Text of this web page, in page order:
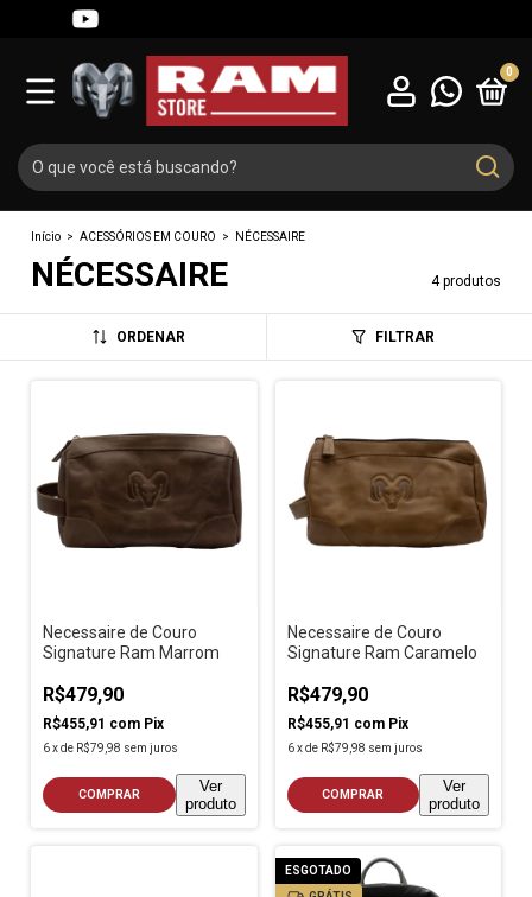
0
Início > ACESSÓRIOS EM COURO > NÉCESSAIRE
NÉCESSAIRE 4 produtos
ORDENAR FILTRAR
Necessaire de Couro
Signature Ram Marrom
R$479,90
R$455,91 com Pix
6 xde R$79,98 sem juros
COMPRAR
Ver
produto
Necessaire de Couro
Signature Ram Caramelo
R$479,90
R$455,91 com Pix
6 xde R$79,98 sem juros
COMPRAR
Ver
produto
ESGOTADO